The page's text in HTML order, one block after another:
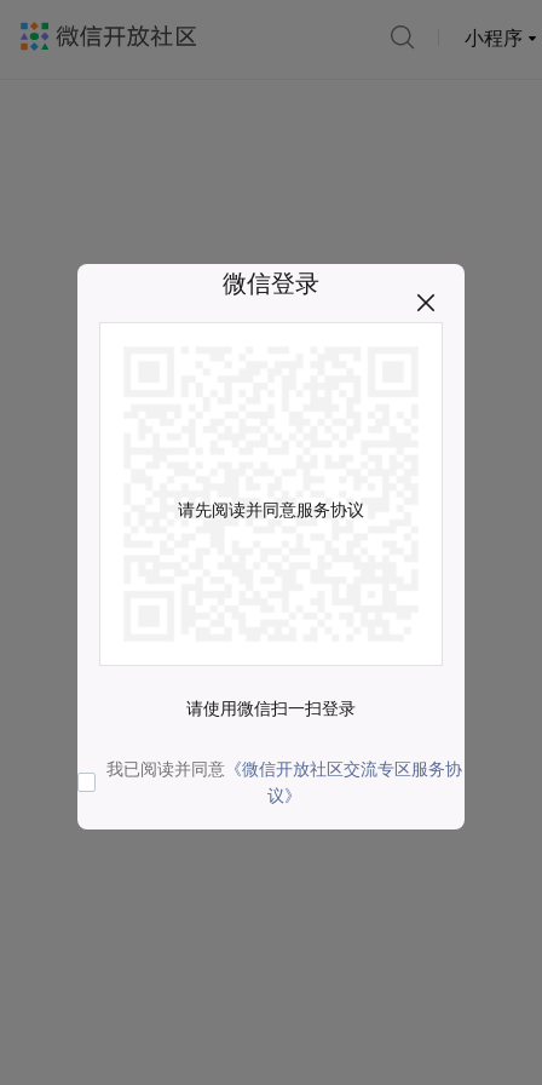
小程序
微信登录
请先阅读并同意服务协议
请使用微信扫一扫登录
我已阅读并同意 《微信开放社区交流专区服务协
议》